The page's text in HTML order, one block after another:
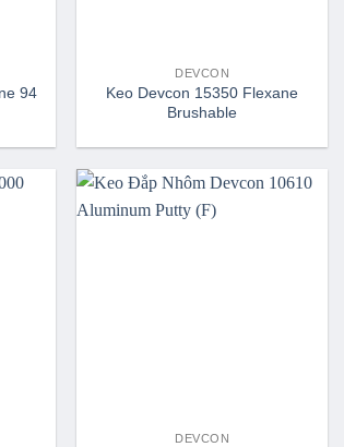
94
DEVCON
Keo Devcon 15350 Flexane
Brushable
DEVCON